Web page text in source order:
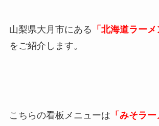
山梨県大月市にある 「北海道ラーメ
をご紹介します。
こちらの看板メニューは 「みそラー